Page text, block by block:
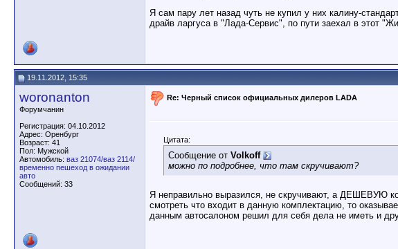
Я сам пару лет назад чуть не купил у них калину-
драйв ларгуса в "Лада-Сервис", по пути заехал в этот
19.11.2012, 15:35
woronanton
Форумчанин
Регистрация: 04.10.2012
Адрес: Оренбург
Возраст: 41
Пол: Мужской
Автомобиль: ваз 21074/ваз 2114/
временно пешеход в ожидании
авто
Сообщений: 33
Re: Черный список официальных дилеров LADA
Цитата:
Сообщение от Volkoff
можно по подробнее, что там скручивают?
Я неправильно выразился, не скручивают, а ДЕШЕВУЮ
смотреть что входит в данную комплектацию, то
данным автосалоном решил для себя дела не иметь и